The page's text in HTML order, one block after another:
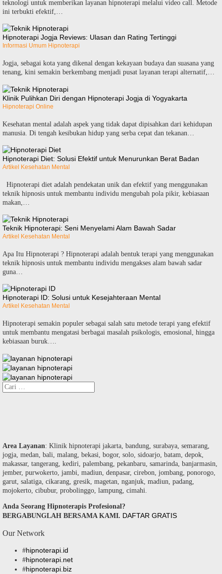
teknologi untuk memberikan layanan hipnoterapi melalui video call. Metode
ini terbukti efektif,…
Hipnoterapi Jogja Reviews: Ulasan dan Rating Tertinggi
Informasi Umum Hipnoterapi
Jogja, sebagai kota yang dikenal dengan kekayaan budaya dan suasana yang
tenang, kini semakin berkembang menjadi pusat layanan terapi alternatif,…
Klinik Pulihkan Diri dengan Hipnoterapi Jogja di Yogyakarta
Hipnoterapi Online
Kesehatan mental adalah aspek yang tidak dapat dipisahkan dari kehidupan
manusia. Di tengah kesibukan hidup yang serba cepat dan tekanan…
Hipnoterapi Diet: Solusi Efektif untuk Menurunkan Berat Badan
Artikel Kesehatan Mental
Hipnoterapi diet adalah pendekatan unik dan efektif yang menggunakan
teknik hipnosis untuk membantu individu mengubah pola pikir, kebiasaan
makan,…
Teknik Hipnoterapi: Seni Menyelami Alam Bawah Sadar
Artikel Kesehatan Mental
Apa Itu Hipnoterapi ? Hipnoterapi adalah bentuk terapi yang menggunakan
teknik hipnosis untuk membantu individu mengakses alam bawah sadar
guna…
Hipnoterapi ID: Solusi untuk Kesejahteraan Mental
Artikel Kesehatan Mental
Hipnoterapi semakin populer sebagai salah satu metode terapi yang efektif
untuk membantu mengatasi berbagai masalah psikologis, emosional, hingga
kebiasaan buruk….
Cari
untuk:
Area Layanan: Klinik hipnoterapi jakarta, bandung, surabaya, semarang,
jogja, medan, bali, malang, bekasi, bogor, solo, sidoarjo, batam, depok,
makassar, tangerang, kediri, palembang, pekanbaru, samarinda, banjarmasin,
jember, purwokerto, jambi, madiun, denpasar, cirebon, jombang, ponorogo,
garut, salatiga, cikarang, gresik, magetan, nganjuk, madiun, padang,
mojokerto, cibubur, probolinggo, lampung, cimahi.
Anda Seorang Hipnoterapis Profesional?
BERGABUNGLAH BERSAMA KAMI. DAFTAR GRATIS
Our Network
#hipnoterapi.id
#hipnoterapi.net
#hipnoterapi.biz